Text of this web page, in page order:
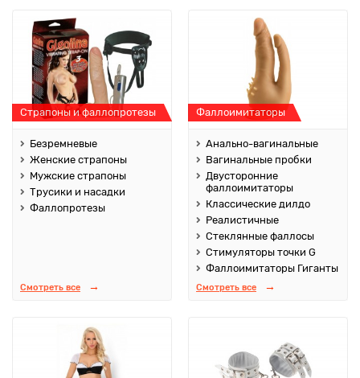
Страпоны и фаллопротезы
Безремневые
Женские страпоны
Мужские страпоны
Трусики и насадки
Фаллопротезы
Смотреть все
Фаллоимитаторы
Анально-вагинальные
Вагинальные пробки
Двусторонние
фаллоимитаторы
Классические дилдо
Реалистичные
Стеклянные фаллосы
Стимуляторы точки G
Фаллоимитаторы Гиганты
Смотреть все